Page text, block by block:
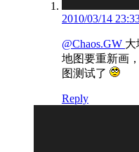
2010/03/14
@Chaos.GW 大
地图要重新画
图测试了
Reply